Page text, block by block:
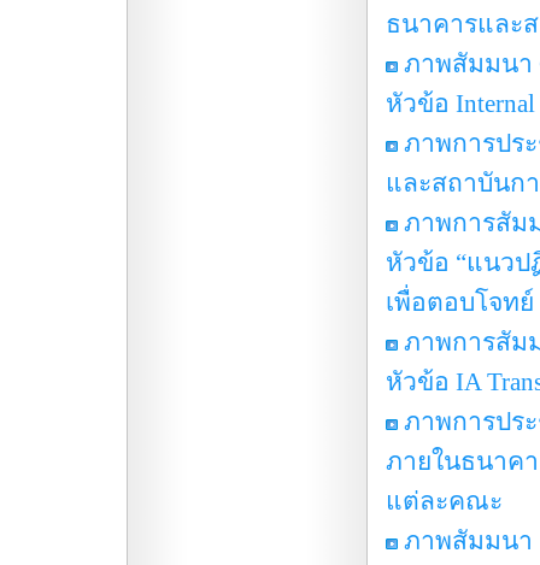
ธนาคารและส
ภาพสัมมนา
หัวข้อ Internal
ภาพการปร
และสถาบันกา
ภาพการสัมม
หัวข้อ “แนวป
เพื่อตอบโจทย์
ภาพการสัมม
หัวข้อ IA
ภาพการปร
ภายในธนาค
แต่ละคณะ
ภาพสัมมนา